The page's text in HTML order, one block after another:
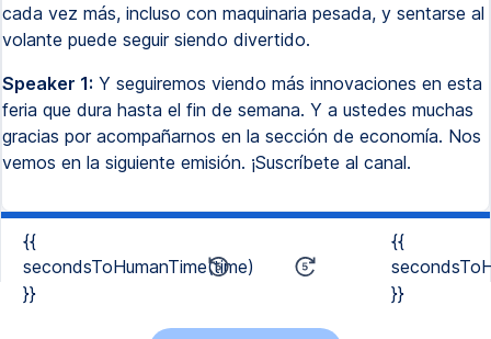
cada vez más, incluso con maquinaria pesada, y sentarse al
volante puede seguir siendo divertido.
Speaker 1: Y seguiremos viendo más innovaciones en esta
feria que dura hasta el fin de semana. Y a ustedes muchas
gracias por acompañarnos en la sección de economía. Nos
vemos en la siguiente emisión. ¡Suscríbete al canal.
{{
secondsToHumanTime(time)
}}
{{
}}